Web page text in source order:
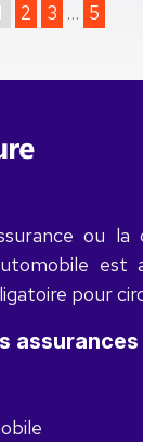
2 3 … 5
ou
est
pour
assurances